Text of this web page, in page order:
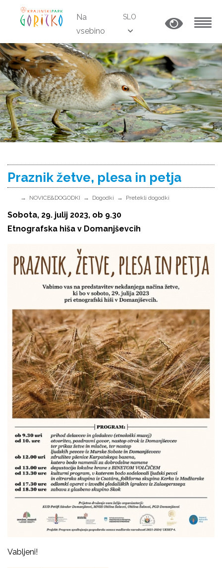
Na
vsebino
SLO
Praznik žetve, plesa in petja
NOVICE&DOGODKI Dogodki Pretekli dogodki
Sobota, 29. julij 2023, ob 9.30
Etnografska hiša v Domanjševcih
Vabljeni!